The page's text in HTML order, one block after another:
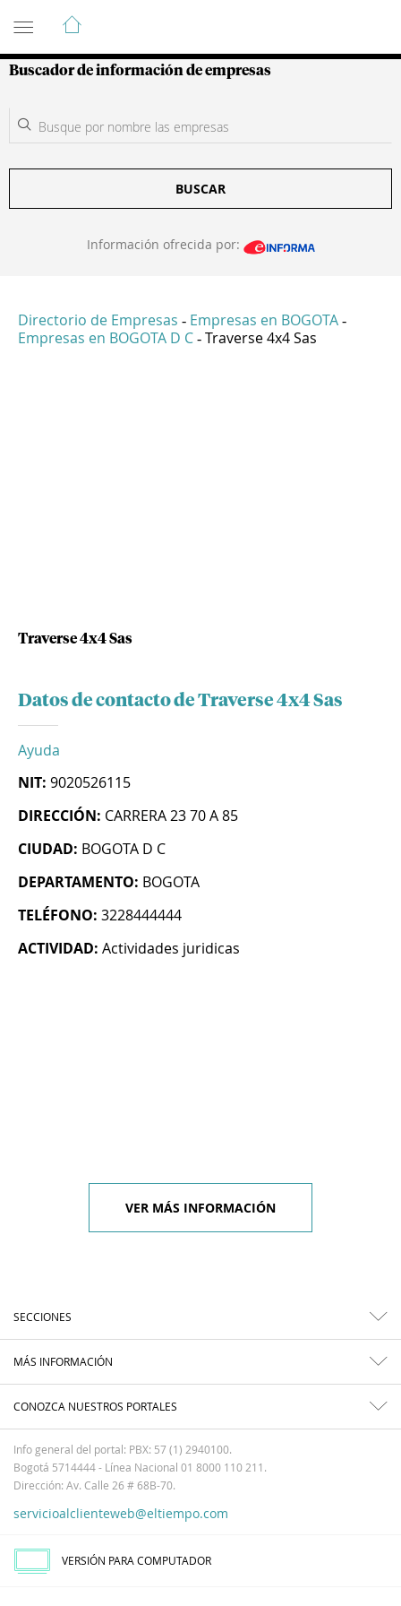
Guía de Empresas Colombianas
Buscador de información de empresas
BUSCAR
Información ofrecida por:
Directorio de Empresas - Empresas en BOGOTA -
Empresas en BOGOTA D C - Traverse 4x4 Sas
Traverse 4x4 Sas
Datos de contacto de Traverse 4x4 Sas
Ayuda
NIT: 9020526115
DIRECCIÓN: CARRERA 23 70 A 85
CIUDAD: BOGOTA D C
DEPARTAMENTO: BOGOTA
TELÉFONO: 3228444444
ACTIVIDAD: Actividades juridicas
VER MÁS INFORMACIÓN
SECCIONES
MÁS INFORMACIÓN
CONOZCA NUESTROS PORTALES
Info general del portal: PBX: 57 (1) 2940100.
Bogotá 5714444 - Línea Nacional 01 8000 110 211.
Dirección: Av. Calle 26 # 68B-70.
servicioalclienteweb@eltiempo.com
VERSIÓN PARA COMPUTADOR